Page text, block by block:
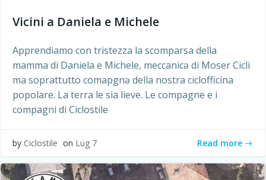
Vicini a Daniela e Michele
Apprendiamo con tristezza la scomparsa della
mamma di Daniela e Michele, meccanicə di Moser Cicli
ma soprattutto comapgnə della nostra ciclofficina
popolare. La terra le sia lieve. Le compagne e i
compagni di Ciclostile
by Ciclostile on Lug 7 Read more